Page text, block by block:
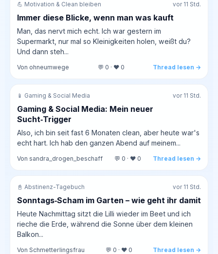
💪 Motivation & Clean bleiben vor 11 Std.
Immer diese Blicke, wenn man was kauft
Man, das nervt mich echt. Ich war gestern im
Supermarkt, nur mal so Kleinigkeiten holen, weißt du?
Und dann steh...
Von ohneumwege 💬 0 · ❤️ 0 Thread lesen →
📱 Gaming & Social Media vor 11 Std.
Gaming & Social Media: Mein neuer
Sucht‑Trigger
Also, ich bin seit fast 6 Monaten clean, aber heute war's
echt hart. Ich hab den ganzen Abend auf meinem...
Von sandra_drogen_beschaff 💬 0 · ❤️ 0 Thread lesen →
📓 Abstinenz-Tagebuch vor 11 Std.
Sonntags‑Scham im Garten – wie geht ihr damit
Heute Nachmittag sitzt die Lilli wieder im Beet und ich
rieche die Erde, während die Sonne über dem kleinen
Balkon...
Von Schmetterlingsfrau 💬 0 · ❤️ 0 Thread lesen →